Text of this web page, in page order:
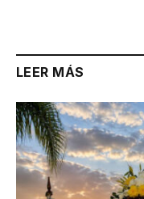
LEER MÁS